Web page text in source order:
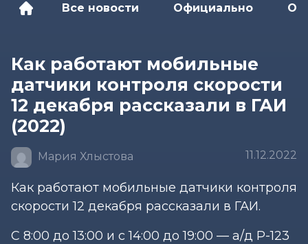
Все новости Официально
Как работают мобильные
датчики контроля скорости
12 декабря рассказали в ГАИ
(2022)
Мария Хлыстова 11.12.2022
Как работают мобильные датчики контроля
скорости 12 декабря рассказали в ГАИ.
С 8:00 до 13:00 и с 14:00 до 19:00 — а/д Р-123